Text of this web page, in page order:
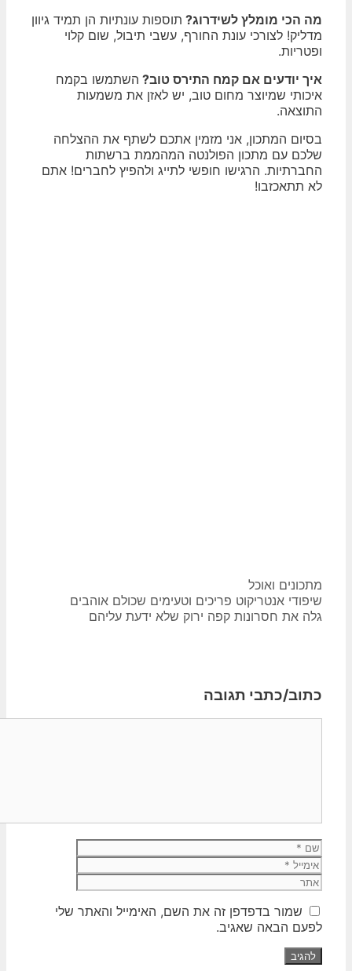
מה הכי מומלץ לשידרוג?תוספות עונתיות הן תמיד גיוון
מדליק! לצורכי עונת החורף, עשבי תיבול, שום קלוי
ופטריות.
איך יודעים אם קמח התירס טוב?השתמשו בקמח
איכותי שמיוצר מחום טוב, יש לאזן את משמעות
התוצאה.
בסיום המתכון, אני מזמין אתכם לשתף את ההצלחה
שלכם עם מתכון הפולנטה המהממת ברשתות
החברתיות. הרגישו חופשי לתייג ולהפיץ לחברים! אתם
לא תתאכזבו!
קטגוריות
מתכונים ואוכל
ניווט
פוסטים
שיפודי אנטריקוט פריכים וטעימים שכולם אוהבים
גלה את חסרונות קפה ירוק שלא ידעת עליהם
כתוב/כתבי תגובה
שם
שמור בדפדפן זה את השם, האימייל והאתר שלי
לפעם הבאה שאגיב.